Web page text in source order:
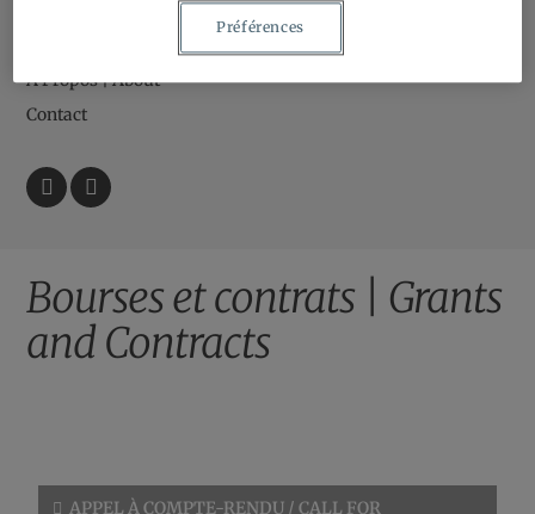
Bourses et contrats | Grants and Contracts
Ressources | Resources
À Propos | About
Contact
Bourses et contrats | Grants
and Contracts
APPEL À COMPTE-RENDU / CALL FOR
Préférences